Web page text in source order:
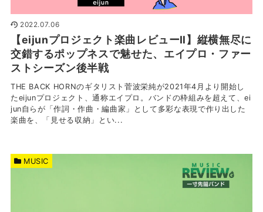
2022.07.06
【eijunプロジェクト楽曲レビューⅡ】縦横無尽に
交錯するポップネスで魅せた、エイプロ・ファー
ストシーズン後半戦
THE BACK HORNのギタリスト菅波栄純が2021年4月より開始し
たeijunプロジェクト、通称エイプロ。バンドの枠組みを超えて、ei
jun自らが「作詞・作曲・編曲家」として多彩な表現で作り出した
楽曲を、「見せる収納」とい...
MUSIC